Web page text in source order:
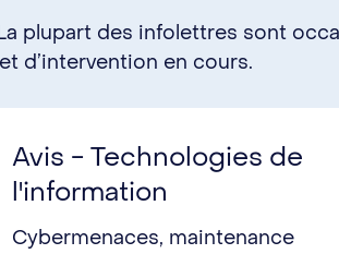
plupart des infolettres sont
d’intervention en cours.
Avis - Technologies de
l'information
Cybermenaces, maintenance